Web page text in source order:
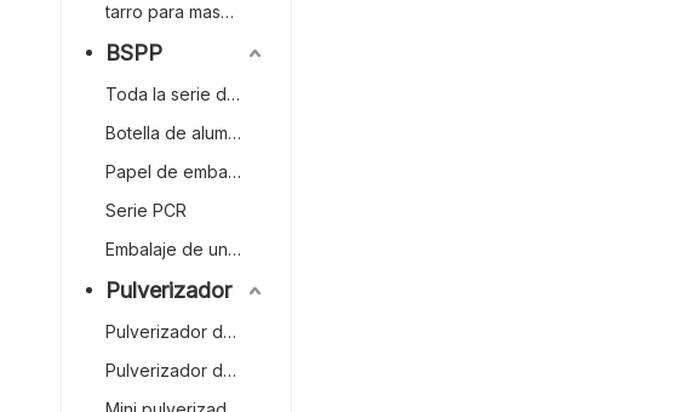
tarro para mascotas
BSPP
Toda la serie de plástico
Botella de aluminio
Papel de embalar
Serie PCR
Embalaje de un solo material
Pulverizador
Pulverizador de gatillo de plástico
Pulverizador de gatillo